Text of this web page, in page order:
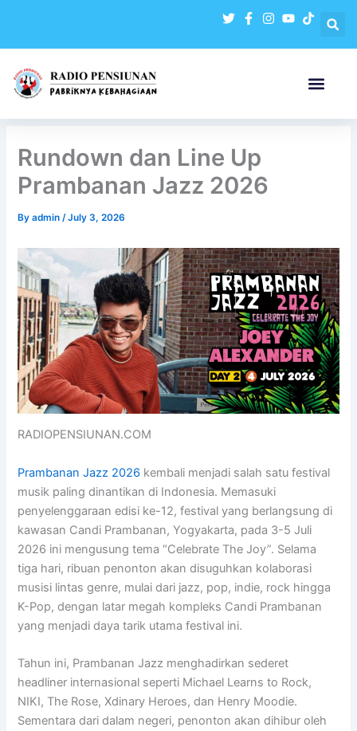
content
Rundown dan Line Up
Prambanan Jazz 2026
Byadmin/July 3, 2026
RADIOPENSIUNAN.COM
Prambanan Jazz 2026 kembali menjadi salah satu festival
musik paling dinantikan di Indonesia. Memasuki
penyelenggaraan edisi ke-12, festival yang berlangsung di
kawasan Candi Prambanan, Yogyakarta, pada 3-5 Juli
2026 ini mengusung tema “Celebrate The Joy”. Selama
tiga hari, ribuan penonton akan disuguhkan kolaborasi
musisi lintas genre, mulai dari jazz, pop, indie, rock hingga
K-Pop, dengan latar megah kompleks Candi Prambanan
yang menjadi daya tarik utama festival ini.
Tahun ini, Prambanan Jazz menghadirkan sederet
headliner internasional seperti Michael Learns to Rock,
NIKI, The Rose, Xdinary Heroes, dan Henry Moodie.
Sementara dari dalam negeri, penonton akan dihibur oleh